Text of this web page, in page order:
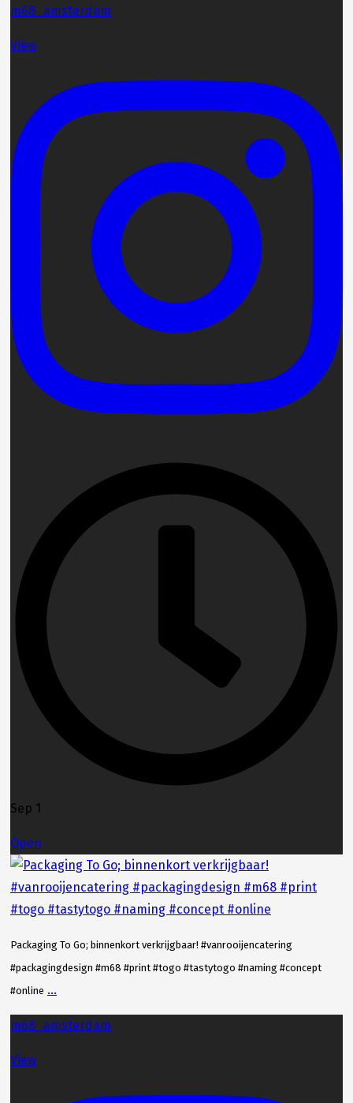
m68_amsterdam
View
Sep 1
Open
Packaging To Go; binnenkort verkrijgbaar! #vanrooijencatering
#packagingdesign #m68 #print #togo #tastytogo #naming #concept
#online ...
m68_amsterdam
View